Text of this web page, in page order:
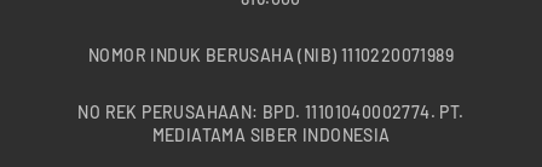
NOMOR INDUK BERUSAHA (NIB) 1110220071989
NO REK PERUSAHAAN: BPD. 11101040002774. PT.
MEDIATAMA SIBER INDONESIA